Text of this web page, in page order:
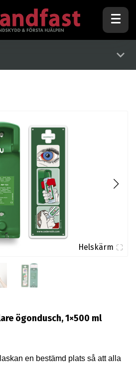
Helskärm
ögondusch, 1×500 ml
en bestämd plats så att alla